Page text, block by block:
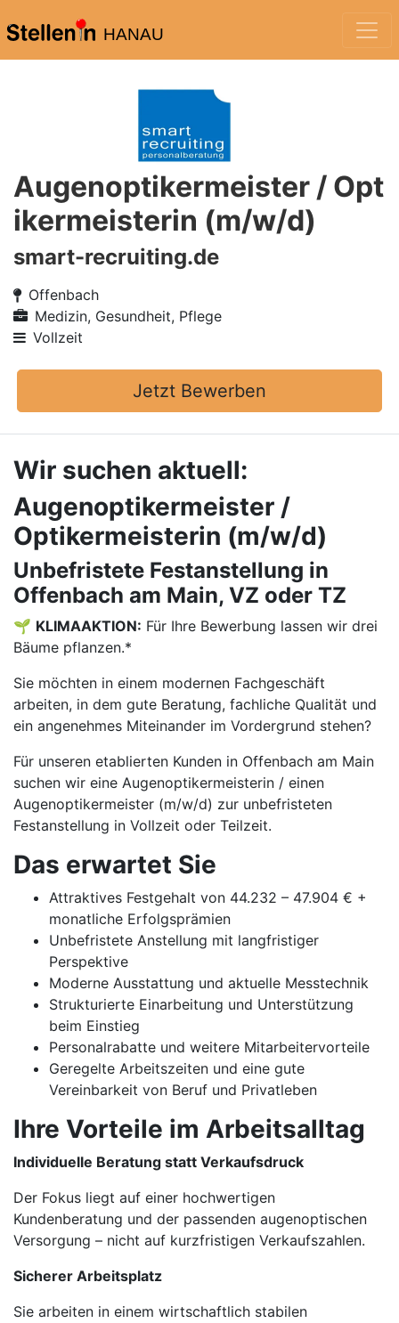
HANAU
Augenoptikermeister / Opt
ikermeisterin (m/w/d)
smart-recruiting.de
Offenbach
Medizin, Gesundheit, Pflege
Vollzeit
Jetzt Bewerben
Wir suchen aktuell:
Augenoptikermeister /
Optikermeisterin (m/w/d)
Unbefristete Festanstellung in
Offenbach am Main, VZ oder TZ
🌱 KLIMAAKTION: Für Ihre Bewerbung lassen wir drei
Bäume pflanzen.*
Sie möchten in einem modernen Fachgeschäft
arbeiten, in dem gute Beratung, fachliche Qualität und
ein angenehmes Miteinander im Vordergrund stehen?
Für unseren etablierten Kunden in Offenbach am Main
suchen wir eine Augenoptikermeisterin / einen
Augenoptikermeister (m/w/d) zur unbefristeten
Festanstellung in Vollzeit oder Teilzeit.
Das erwartet Sie
Attraktives Festgehalt von 44.232 – 47.904 € +
monatliche Erfolgsprämien
Unbefristete Anstellung mit langfristiger
Perspektive
Moderne Ausstattung und aktuelle Messtechnik
Strukturierte Einarbeitung und Unterstützung
beim Einstieg
Personalrabatte und weitere Mitarbeitervorteile
Geregelte Arbeitszeiten und eine gute
Vereinbarkeit von Beruf und Privatleben
Ihre Vorteile im Arbeitsalltag
Individuelle Beratung statt Verkaufsdruck
Der Fokus liegt auf einer hochwertigen
Kundenberatung und der passenden augenoptischen
Versorgung – nicht auf kurzfristigen Verkaufszahlen.
Sicherer Arbeitsplatz
Sie arbeiten in einem wirtschaftlich stabilen